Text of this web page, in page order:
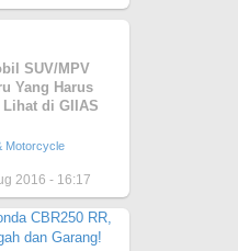
SUV/MPV
Yang Harus
Lihat di GIIAS
Motorcycle
2016 - 16:17